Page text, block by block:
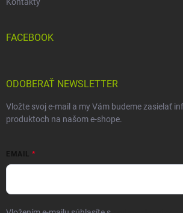
FACEBOOK
ODOBERAŤ NEWSLETTER
Vložte svoj e-mail a my Vám budeme zasielať
produktoch na našom e-shope.
EMAIL